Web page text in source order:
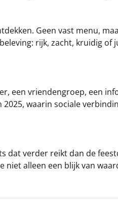
Geen vast menu,
rijk, zacht, kruidig
een vriendengroep, een
waarin sociale
dat verder reikt dan de
niet alleen een blijk van